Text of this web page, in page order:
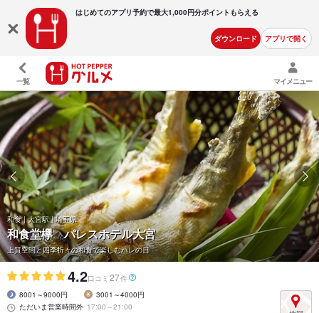
はじめてのアプリ予約で最大1,000円分ポイントもらえる
ダウンロード アプリで開く
一覧 マイメニュー
和食 | 大宮駅 | 埼玉県
和食堂欅 パレスホテル大宮
上質空間と四季折々の和食で楽しむハレの日
4.2口コミ 27件
8001～9000円
3001～4000円
ただいま営業時間外 17:00～21:00